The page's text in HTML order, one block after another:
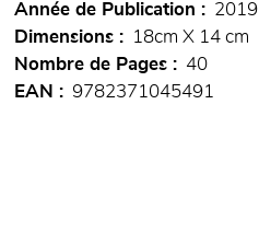
Année de Publication
2019
Dimensions
18cm X 14 cm
Nombre de Pages
40
EAN
9782371045491